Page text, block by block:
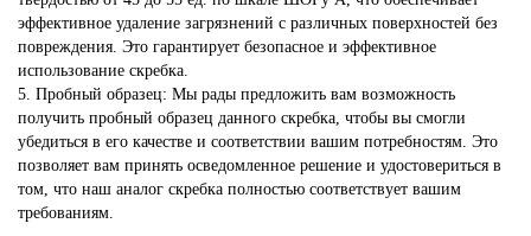
эффективное удаление загрязнений с различных поверхностей без
повреждения. Это гарантирует безопасное и эффективное
использование скребка.
5. Пробный образец: Мы рады предложить вам возможность
получить пробный образец данного скребка, чтобы вы смогли
убедиться в его качестве и соответствии вашим потребностям. Это
позволяет вам принять осведомленное решение и удостовериться в
том, что наш аналог скребка полностью соответствует вашим
требованиям.